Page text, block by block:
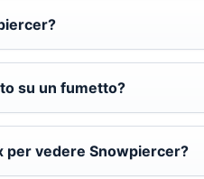
su un fumetto?
per vedere Snowpiercer?